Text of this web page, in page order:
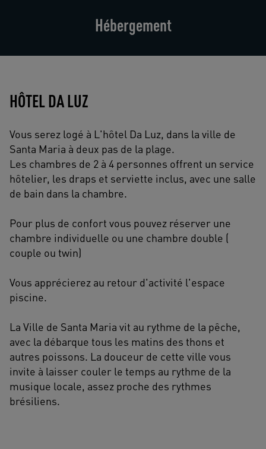
Hébergement
HÔTEL DA LUZ
Vous serez logé à L'hôtel Da Luz, dans la ville de
Santa Maria à deux pas de la plage.
Les chambres de 2 à 4 personnes offrent un service
hôtelier, les draps et serviette inclus, avec une salle
de bain dans la chambre.
Pour plus de confort vous pouvez réserver une
chambre individuelle ou une chambre double (
couple ou twin)
Vous apprécierez au retour d'activité l'espace
piscine.
La Ville de Santa Maria vit au rythme de la pêche,
avec la débarque tous les matins des thons et
autres poissons. La douceur de cette ville vous
invite à laisser couler le temps au rythme de la
musique locale, assez proche des rythmes
brésiliens.